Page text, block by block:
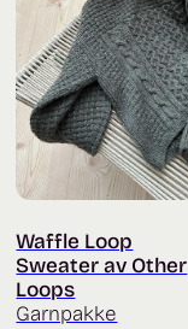
Waffle Loop
Sweater av Other
Loops
Garnpakke